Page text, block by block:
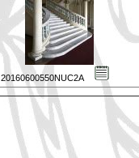
20160600550NUC2A